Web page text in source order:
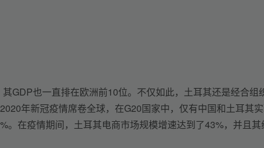
GDP也一直排在欧洲前10位。不仅如此，土耳其还是经合组
年新冠疫情席卷全球，在G20国家中，仅有中国和土耳其
。在疫情期间，土耳其电商市场规模增速达到了43%，并且其